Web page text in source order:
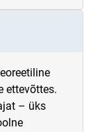
ettevõttes.
– üks